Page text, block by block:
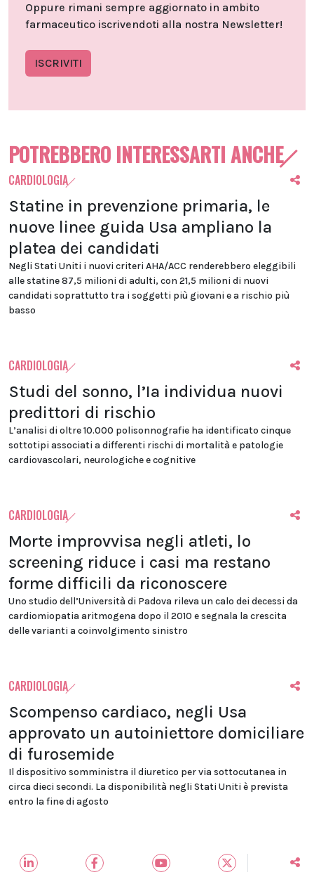
Oppure rimani sempre aggiornato in ambito
farmaceutico iscrivendoti alla nostra Newsletter!
ISCRIVITI
POTREBBERO INTERESSARTI ANCHE
CARDIOLOGIA
Statine in prevenzione primaria, le
nuove linee guida Usa ampliano la
platea dei candidati
Negli Stati Uniti i nuovi criteri AHA/ACC renderebbero eleggibili
alle statine 87,5 milioni di adulti, con 21,5 milioni di nuovi
candidati soprattutto tra i soggetti più giovani e a rischio più
basso
CARDIOLOGIA
Studi del sonno, l’Ia individua nuovi
predittori di rischio
L’analisi di oltre 10.000 polisonnografie ha identificato cinque
sottotipi associati a differenti rischi di mortalità e patologie
cardiovascolari, neurologiche e cognitive
CARDIOLOGIA
Morte improvvisa negli atleti, lo
screening riduce i casi ma restano
forme difficili da riconoscere
Uno studio dell’Università di Padova rileva un calo dei decessi da
cardiomiopatia aritmogena dopo il 2010 e segnala la crescita
delle varianti a coinvolgimento sinistro
CARDIOLOGIA
Scompenso cardiaco, negli Usa
approvato un autoiniettore domiciliare
di furosemide
Il dispositivo somministra il diuretico per via sottocutanea in
circa dieci secondi. La disponibilità negli Stati Uniti è prevista
entro la fine di agosto